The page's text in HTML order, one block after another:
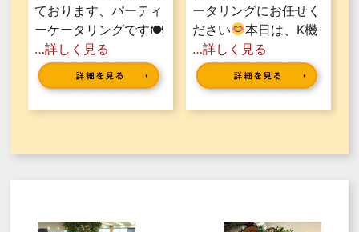
ております、パーティ
ーケータリングです🍽
…詳しく見る
ータリングにお任せく
ださい
本日は、K機
…詳しく見る